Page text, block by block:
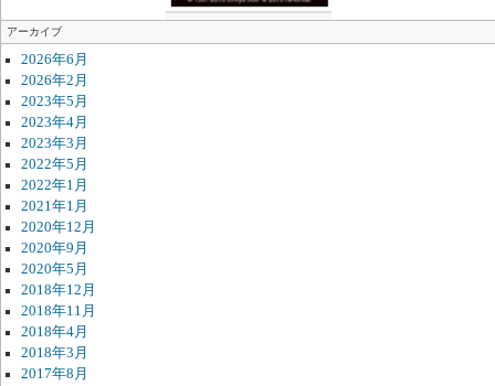
アーカイブ
2026年6月
2026年2月
2023年5月
2023年4月
2023年3月
2022年5月
2022年1月
2021年1月
2020年12月
2020年9月
2020年5月
2018年12月
2018年11月
2018年4月
2018年3月
2017年8月